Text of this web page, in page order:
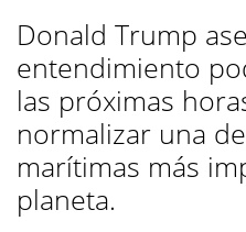
Donald Trump
entendimiento
las próximas
normalizar una
marítimas más
planeta.